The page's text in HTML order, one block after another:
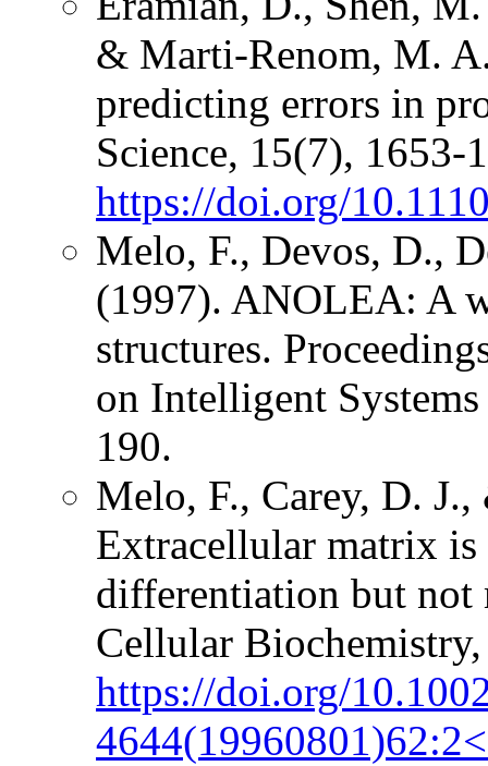
& Marti-Renom, M.
predicting errors in
Science, 15(7), 1653-
https://doi.org/
Melo, F., Devos, D.,
(1997). ANOLEA: A
structures.
on Intelligent
190.
Melo, F., Carey, D.
Extracellular matrix
differentiation but not
Cellular
https://doi.org/